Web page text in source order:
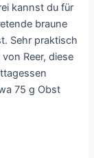
kannst du für
braune
Sehr praktisch
Reer, diese
75 g Obst